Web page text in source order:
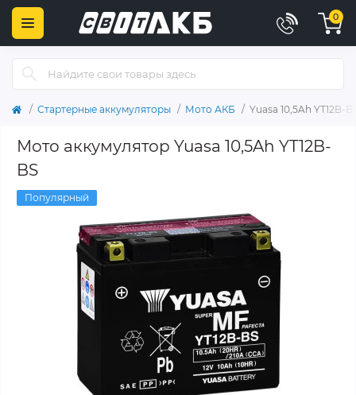
0
Стартерные аккумуляторы Мото АКБ Yuasa 10,5Ah YT12B-
Мото аккумулятор Yuasa 10,5Ah YT12B-
BS
Популярный